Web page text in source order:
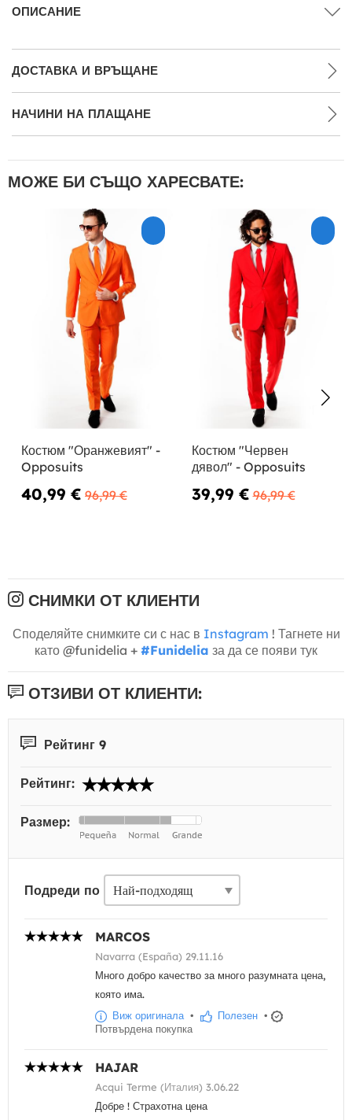
ОПИСАНИЕ
ДОСТАВКА И ВРЪЩАНЕ
НАЧИНИ НА ПЛАЩАНЕ
МОЖЕ БИ СЪЩО ХАРЕСВАТЕ:
Костюм "Оранжевият" -
Opposuits
40,99 € 96,99 €
Костюм "Червен
дявол" - Opposuits
39,99 € 96,99 €
СНИМКИ ОТ КЛИЕНТИ
Споделяйте снимките си с нас в Instagram ! Тагнете ни
като @funidelia + #Funidelia за да се появи тук
ОТЗИВИ ОТ КЛИЕНТИ:
Рейтинг 9
Рейтинг:
Размер:
Подреди по
MARCOS
Navarra (España) 29.11.16
Много добро качество за много разумната цена,
която има.
Виж оригинала • Полезен •
Потвърдена покупка
HAJAR
Acqui Terme (Италия) 3.06.22
Добре ! Страхотна цена